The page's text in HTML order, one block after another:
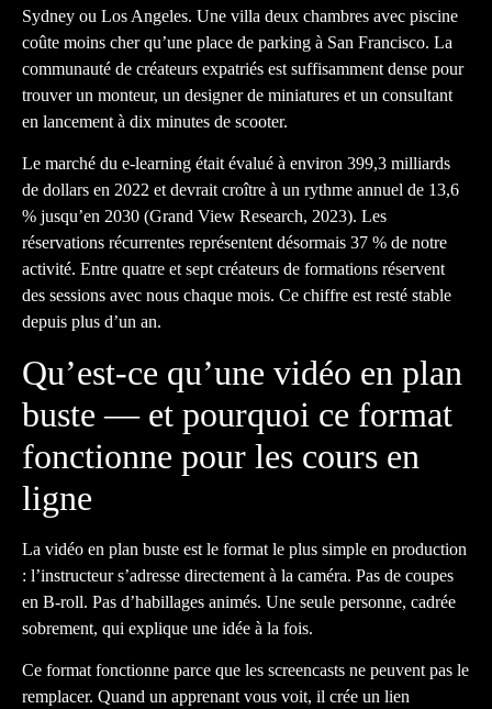
Sydney ou Los Angeles. Une villa deux chambres avec piscine
coûte moins cher qu’une place de parking à San Francisco. La
communauté de créateurs expatriés est suffisamment dense pour
trouver un monteur, un designer de miniatures et un consultant
en lancement à dix minutes de scooter.
Le marché du e-learning était évalué à environ 399,3 milliards
de dollars en 2022 et devrait croître à un rythme annuel de 13,6
% jusqu’en 2030 (Grand View Research, 2023). Les
réservations récurrentes représentent désormais 37 % de notre
activité. Entre quatre et sept créateurs de formations réservent
des sessions avec nous chaque mois. Ce chiffre est resté stable
depuis plus d’un an.
Qu’est-ce qu’une vidéo en plan
buste — et pourquoi ce format
fonctionne pour les cours en
ligne
La vidéo en plan buste est le format le plus simple en production
: l’instructeur s’adresse directement à la caméra. Pas de coupes
en B-roll. Pas d’habillages animés. Une seule personne, cadrée
sobrement, qui explique une idée à la fois.
Ce format fonctionne parce que les screencasts ne peuvent pas le
remplacer. Quand un apprenant vous voit, il crée un lien